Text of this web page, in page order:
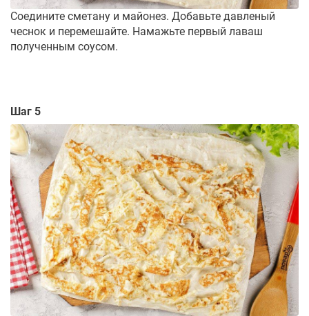
Соедините сметану и майонез. Добавьте давленый
чеснок и перемешайте. Намажьте первый лаваш
полученным соусом.
Шаг 5